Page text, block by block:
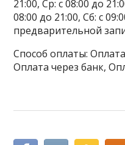
21:00, Ср: с 08:00 до
08:00 до 21:00, Сб: с
предварительной
Способ оплаты:
Оплата через банк,